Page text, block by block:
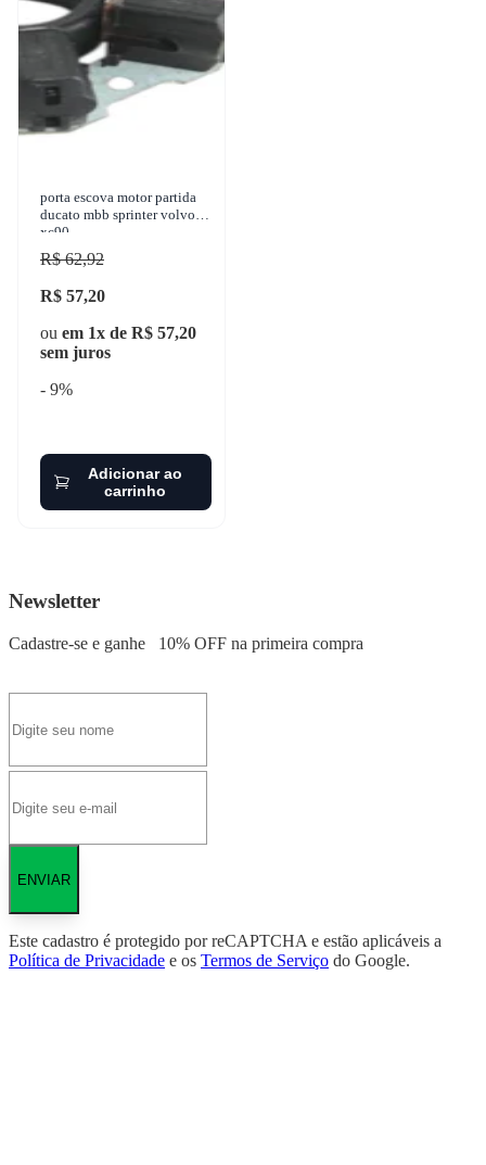
porta escova motor partida
ducato mbb sprinter volvo
xc90
R$ 62,92
R$ 57,20
ou em 1x de R$ 57,20
sem juros
- 9%
Adicionar ao
carrinho
Newsletter
Cadastre-se e ganhe 10% OFF na primeira compra
ENVIAR
Este cadastro é protegido por reCAPTCHA e estão aplicáveis a
Política de Privacidade e os Termos de Serviço do Google.